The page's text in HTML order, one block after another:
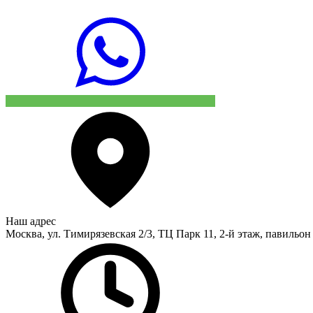
Наш адрес
Москва, ул. Тимирязевская 2/3, ТЦ Парк 11, 2-й этаж,